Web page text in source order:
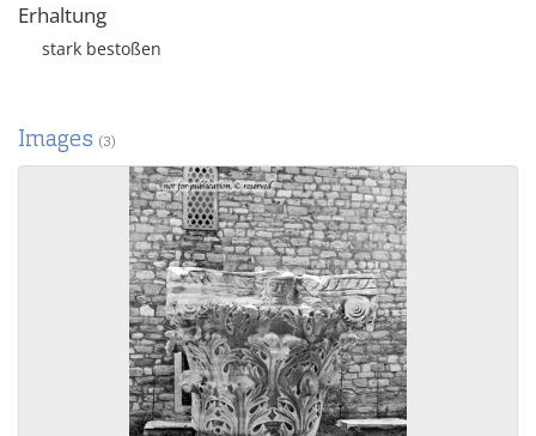
Erhaltung
stark bestoßen
Images (3)